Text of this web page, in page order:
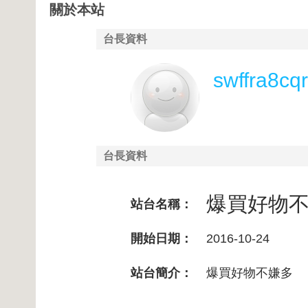
關於本站
台長資料
swffra8cqr
台長資料
站台名稱： 爆買好物
開始日期： 2016-10-24
站台簡介： 爆買好物不嫌多